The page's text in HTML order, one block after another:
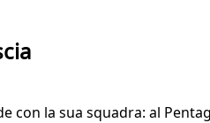
con la sua squadra: al